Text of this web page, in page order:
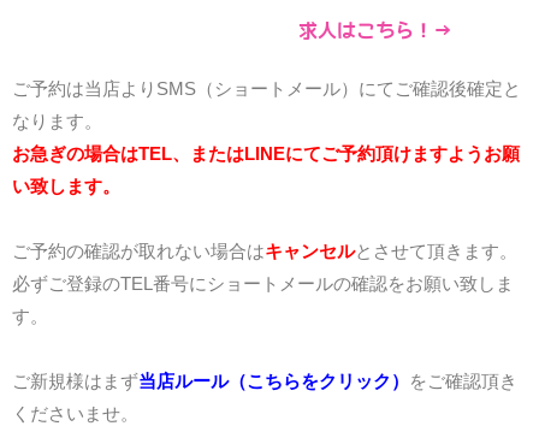
求人はこちら！→
ご予約は当店よりSMS（ショートメール）にてご確認後確定と
なります。
お急ぎの場合はTEL、またはLINEにてご予約頂けますようお願
い致します。
ご予約の確認が取れない場合はキャンセルとさせて頂きます。
必ずご登録のTEL番号にショートメールの確認をお願い致しま
す。
ご新規様はまず当店ルール（こちらをクリック）
をご確認頂き
くださいませ。